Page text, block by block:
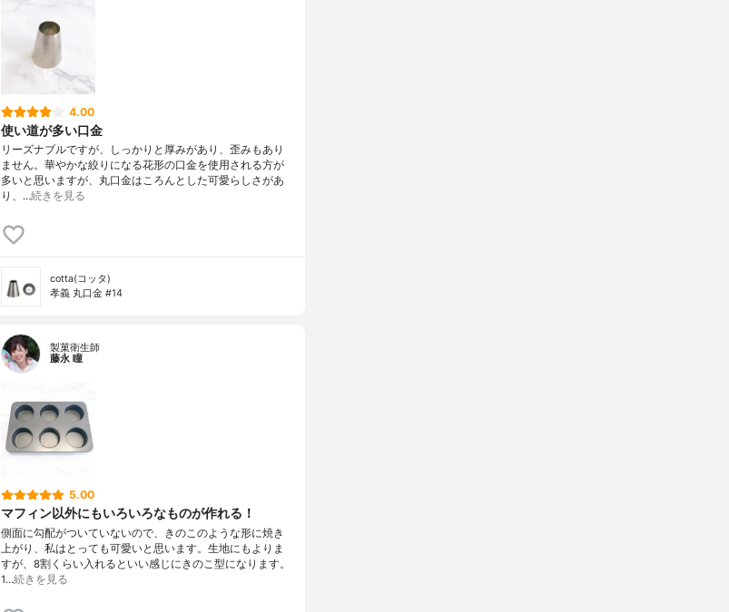
4.00
使い道が多い口金
リーズナブルですが、しっかりと厚みがあり、歪みもあり
ません。華やかな絞りになる花形の口金を使用される方が
多いと思いますが、丸口金はころんとした可愛らしさがあ
り、…続きを見る
cotta(コッタ)
孝義 丸口金 #14
製菓衛生師
藤永 瞳
5.00
マフィン以外にもいろいろなものが作れる！
側面に勾配がついていないので、きのこのような形に焼き
上がり、私はとっても可愛いと思います。生地にもよりま
すが、8割くらい入れるといい感じにきのこ型になります。
1…続きを見る